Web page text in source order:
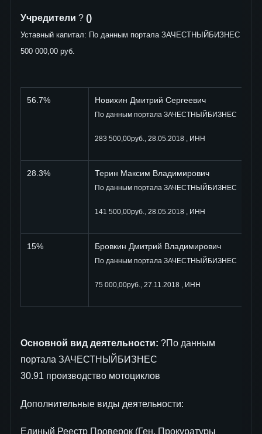
Учредители ? ()
Уставный капитал: По данным портала ЗАЧЕСТНЫЙБИЗНЕС
500 000,00 руб.
56.7% Новихин Дмитрий Сергеевич
По данным портала ЗАЧЕСТНЫЙБИЗНЕС
283 500,00руб., 28.05.2018 , ИНН
28.3% Терин Максим Владимирович
По данным портала ЗАЧЕСТНЫЙБИЗНЕС
141 500,00руб., 28.05.2018 , ИНН
15% Бровкин Дмитрий Владимирович
По данным портала ЗАЧЕСТНЫЙБИЗНЕС
75 000,00руб., 27.11.2018 , ИНН
Основной вид деятельности: ?По данным
портала ЗАЧЕСТНЫЙБИЗНЕС
30.91 производство мотоциклов
Дополнительные виды деятельности:
Единый Реестр Проверок (Ген. Прокуратуры